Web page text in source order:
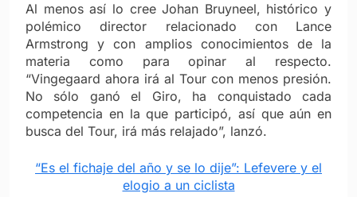
Al menos así lo cree Johan Bruyneel, histórico y
polémico director relacionado con Lance
Armstrong y con amplios conocimientos de la
materia como para opinar al respecto.
“Vingegaard ahora irá al Tour con menos presión.
No sólo ganó el Giro, ha conquistado cada
competencia en la que participó, así que aún en
busca del Tour, irá más relajado”, lanzó.
“Es el fichaje del año y se lo dije”: Lefevere y el
elogio a un ciclista